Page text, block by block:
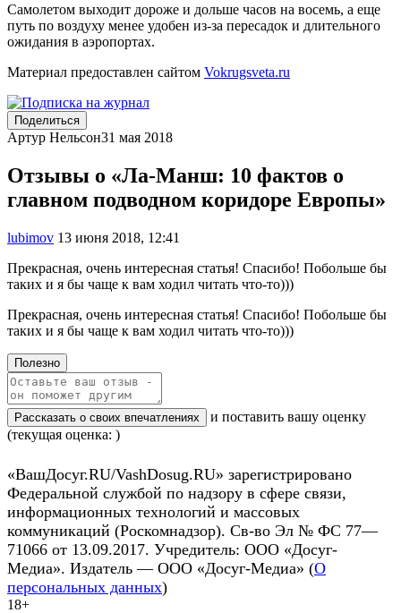
Самолетом выходит дороже и дольше часов на восемь, а еще
путь по воздуху менее удобен из-за пересадок и длительного
ожидания в аэропортах.
Материал предоставлен сайтом Vokrugsveta.ru
Поделиться
Артур Нельсон31 мая 2018
Отзывы о «Ла-Манш: 10 фактов о
главном подводном коридоре Европы»
lubimov 13 июня 2018, 12:41
Прекрасная, очень интересная статья! Спасибо! Побольше бы
таких и я бы чаще к вам ходил читать что-то)))
Прекрасная, очень интересная статья! Спасибо! Побольше бы
таких и я бы чаще к вам ходил читать что-то)))
Полезно
Рассказать о своих впечатлениях
и поставить вашу оценку
(текущая оценка: )
«ВашДосуг.RU/VashDosug.RU» зарегистрировано
Федеральной службой по надзору в сфере связи,
информационных технологий и массовых
коммуникаций (Роскомнадзор). Св-во Эл № ФС 77—
71066 от 13.09.2017. Учредитель: ООО «Досуг-
Медиа». Издатель — ООО «Досуг-Медиа» (О
персональных данных)
18+